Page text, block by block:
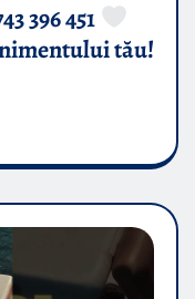
396 451
tău!